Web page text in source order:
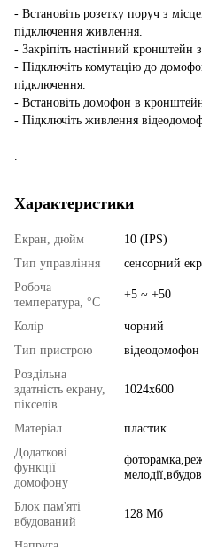
- Встановіть розетку поруч з
підключення живлення.
- Закріпіть настінний кронштейн
- Підключіть комутацію до
підключення.
- Встановіть домофон в кронштейн
- Підключіть живлення
Характеристики
Екран, дюйм
10 (IPS)
Тип управління
сенсорний
Робоча
температура, °C
+5 ~ +50
Колір
чорний
Тип пристрою
відеодомофон
Роздільна
здатність екрану,
пікселів
1024x600
Матеріал
пластик
Додаткові
функції
домофону
Блок пам'яті
вбудований
128 Мб